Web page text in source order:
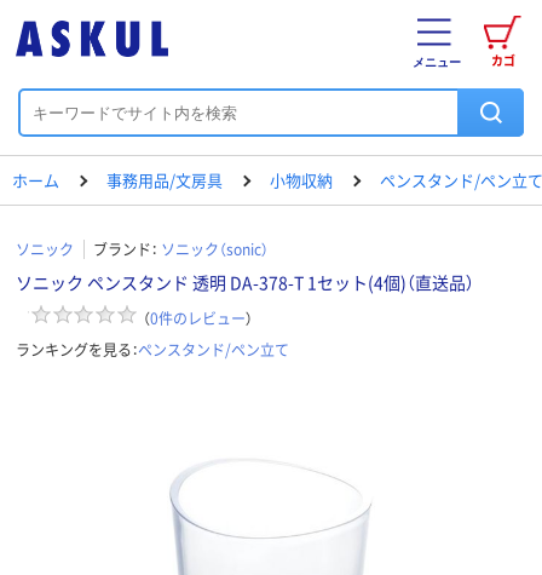
カゴ
メニュー
ホーム 事務用品/文房具 小物収納 ペンスタンド/ペン立て
ソニック ブランド： ソニック（sonic）
ソニック ペンスタンド 透明 DA-378-T 1セット(4個)（直送品）
（0件のレビュー）
ランキングを見る：ペンスタンド/ペン立て